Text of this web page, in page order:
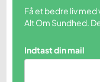
Få et bedre liv
Alt Om Sundhed.
Indtast din mail